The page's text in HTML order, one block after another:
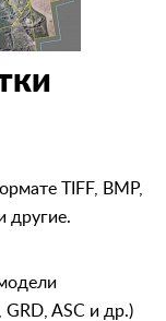
TIFF, BMP,
другие.
ASC и др.)